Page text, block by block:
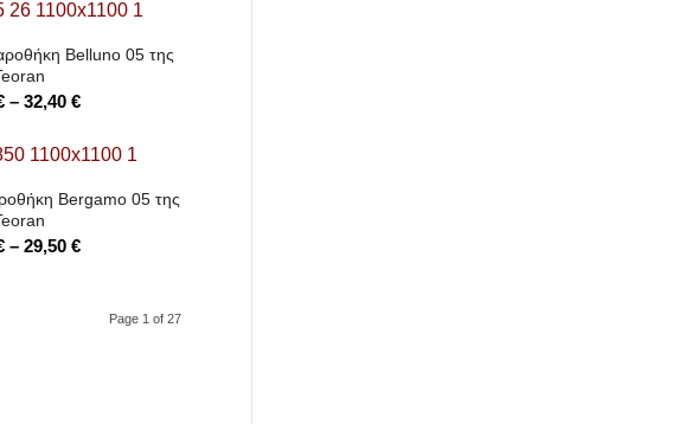
7,10 €
Belluno 05 της
– 32,40€Price
7,10 €
32,40 €
Bergamo 05 της
– 29,50€Price
through
Page 1 of 27